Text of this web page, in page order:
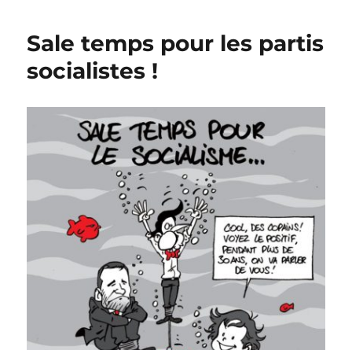
de
Sale temps pour les partis
socialistes !